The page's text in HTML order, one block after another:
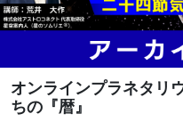
オンラインプラネタ
ちの『暦』